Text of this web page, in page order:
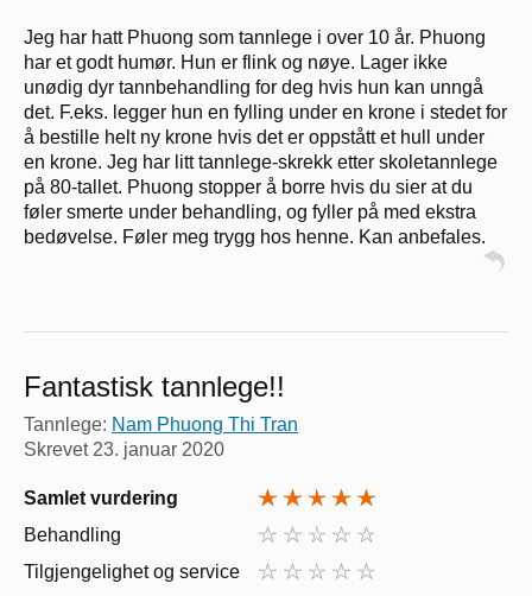
Jeg har hatt Phuong som tannlege i over 10 år. Phuong
har et godt humør. Hun er flink og nøye. Lager ikke
unødig dyr tannbehandling for deg hvis hun kan unngå
det. F.eks. legger hun en fylling under en krone i stedet for
å bestille helt ny krone hvis det er oppstått et hull under
en krone. Jeg har litt tannlege-skrekk etter skoletannlege
på 80-tallet. Phuong stopper å borre hvis du sier at du
føler smerte under behandling, og fyller på med ekstra
bedøvelse. Føler meg trygg hos henne. Kan anbefales.
Fantastisk tannlege!!
Tannlege: Nam Phuong Thi Tran
Skrevet 23. januar 2020
Samlet vurdering
Behandling
Tilgjengelighet og service